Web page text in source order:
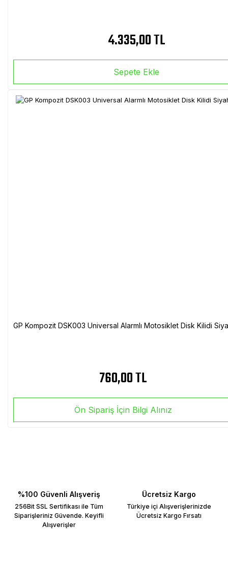
4.335,00 TL
Sepete Ekle
GP Kompozit DSK003 Universal Alarmlı Motosiklet Disk Kilidi
760,00 TL
Ön Sipariş İçin Bilgi Alınız
%100 Güvenli Alışveriş
256Bit SSL Sertifikası ile Tüm
Siparişleriniz Güvende. Keyifli
Alışverişler
Ücretsiz Kargo
Türkiye içi Alışverişlerinizde
Ücretsiz Kargo Fırsatı